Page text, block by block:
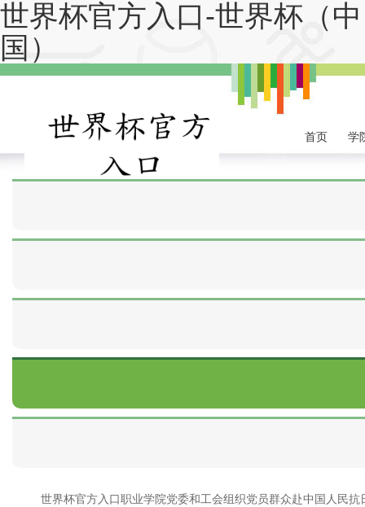
世界杯官方入口-世界杯（中
国）
首页 学
世界杯官方入口职业学院党委和工会组织党员群众赴中国人民